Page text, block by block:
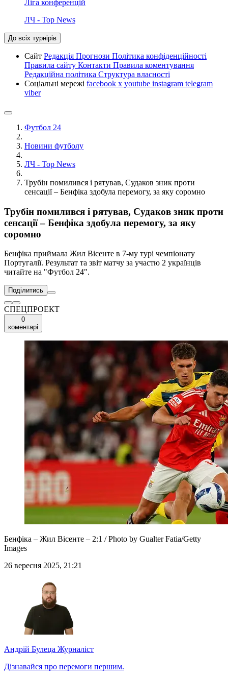
Ліга конференцій
ЛЧ - Top News
До всіх турнірів
Сайт Редакція Прогнози Політика конфіденційності
Правила сайту Контакти Правила коментування
Редакційна політика Структура власності
Соціальні мережі facebook x youtube instagram telegram
viber
Футбол 24
Новини футболу
ЛЧ - Top News
Трубін помилився і рятував, Судаков зник проти
сенсації – Бенфіка здобула перемогу, за яку соромно
Трубін помилився і рятував, Судаков зник проти
сенсації – Бенфіка здобула перемогу, за яку
соромно
Бенфіка приймала Жил Вісенте в 7-му турі чемпіонату
Португалії. Результат та звіт матчу за участю 2 українців
читайте на "Футбол 24".
Поділитись
СПЕЦПРОЕКТ
0
коментарі
Бенфіка – Жил Вісенте – 2:1 / Photo by Gualter Fatia/Getty
Images
26 вересня 2025, 21:21
Андрій Булеца Журналіст
Дізнавайся про перемоги першим.